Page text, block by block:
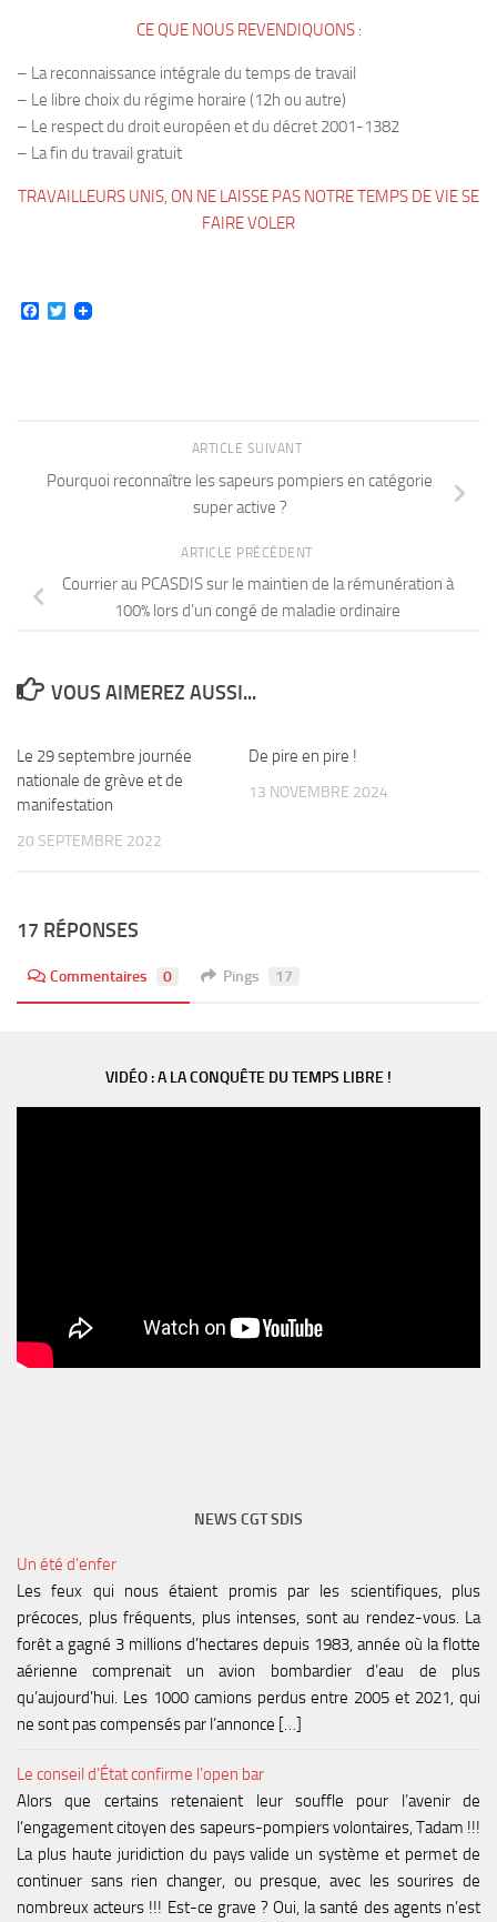
CE QUE NOUS REVENDIQUONS :
– La reconnaissance intégrale du temps de travail
– Le libre choix du régime horaire (12h ou autre)
– Le respect du droit européen et du décret 2001-1382
– La fin du travail gratuit
TRAVAILLEURS UNIS, ON NE LAISSE PAS NOTRE TEMPS DE VIE SE
FAIRE VOLER
Facebook
Twitter
ARTICLE SUIVANT
Pourquoi reconnaître les sapeurs pompiers en catégorie
super active ?
ARTICLE PRÉCÉDENT
Courrier au PCASDIS sur le maintien de la rémunération à
100% lors d’un congé de maladie ordinaire
VOUS AIMEREZ AUSSI...
Le 29 septembre journée
nationale de grève et de
manifestation
20 SEPTEMBRE 2022
De pire en pire !
13 NOVEMBRE 2024
17 RÉPONSES
Commentaires 0 Pings 17
VIDÉO : A LA CONQUÊTE DU TEMPS LIBRE !
NEWS CGT SDIS
Un été d’enfer
Les feux qui nous étaient promis par les scientifiques, plus
précoces, plus fréquents, plus intenses, sont au rendez-vous. La
forêt a gagné 3 millions d’hectares depuis 1983, année où la flotte
aérienne comprenait un avion bombardier d’eau de plus
qu’aujourd’hui. Les 1000 camions perdus entre 2005 et 2021, qui
ne sont pas compensés par l’annonce […]
Le conseil d’État confirme l’open bar
Alors que certains retenaient leur souffle pour l’avenir de
l’engagement citoyen des sapeurs-pompiers volontaires, Tadam !!!
La plus haute juridiction du pays valide un système et permet de
continuer sans rien changer, ou presque, avec les sourires de
nombreux acteurs !!! Est-ce grave ? Oui, la santé des agents n’est